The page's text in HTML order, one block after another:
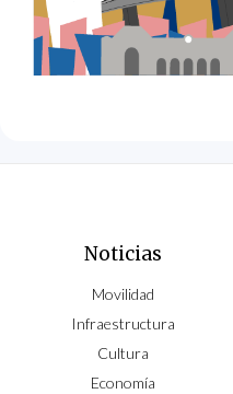
Infraestructura
Economía
Opinión